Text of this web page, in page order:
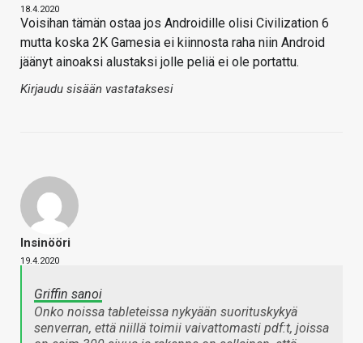
18.4.2020
Voisihan tämän ostaa jos Androidille olisi Civilization 6
mutta koska 2K Gamesia ei kiinnosta raha niin Android
jäänyt ainoaksi alustaksi jolle peliä ei ole portattu.
Kirjaudu sisään vastataksesi
Insinööri
19.4.2020
Griffin sanoi
Onko noissa tableteissa nykyään suorituskykyä
senverran, että niillä toimii vaivattomasti pdf:t, joissa